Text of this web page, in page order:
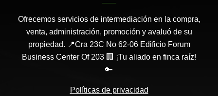
Ofrecemos servicios de intermediación en la compra,
venta, administración, promoción y avaluó de su
propiedad. 📍Cra 23C No 62-06 Edificio Forum
Business Center Of 203 🏢 ¡Tu aliado en finca raíz!
🔑
Políticas de privacidad